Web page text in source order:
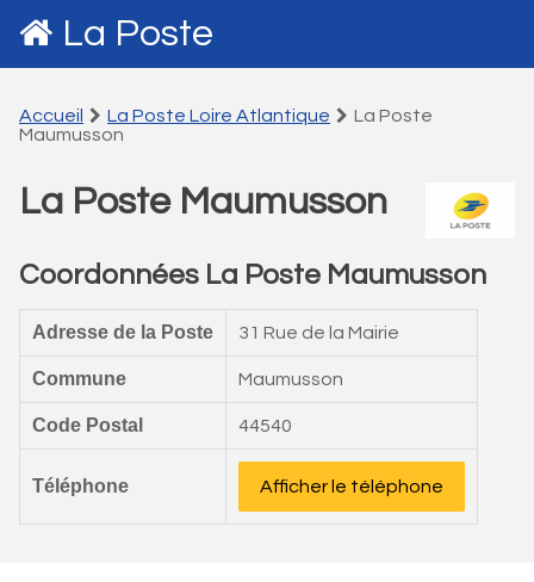
La Poste
Accueil La Poste Loire Atlantique
La Poste
Maumusson
La Poste Maumusson
Coordonnées La Poste Maumusson
Adresse de la Poste 31 Rue de la Mairie
Commune Maumusson
Code Postal 44540
Téléphone Afficher le téléphone